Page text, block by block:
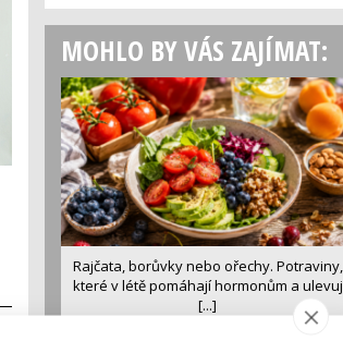
MOHLO BY VÁS ZAJÍMAT:
Rajčata, borůvky nebo ořechy. Potraviny,
které v létě pomáhají hormonům a ulevuj
[...]